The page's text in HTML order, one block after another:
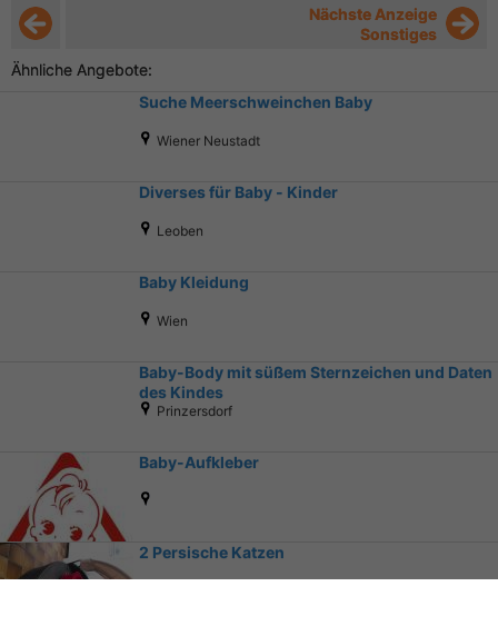
Nächste Anzeige
Sonstiges
Ähnliche Angebote:
Suche Meerschweinchen Baby
Wiener Neustadt
Diverses für Baby - Kinder
Leoben
Baby Kleidung
Wien
Baby-Body mit süßem Sternzeichen und Daten
des Kindes
Prinzersdorf
Baby-Aufkleber
2 Persische Katzen